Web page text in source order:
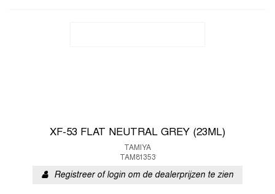
XF-53 FLAT NEUTRAL GREY (23ML)
TAMIYA
TAM81353
Registreer of login om de dealerprijzen te zien